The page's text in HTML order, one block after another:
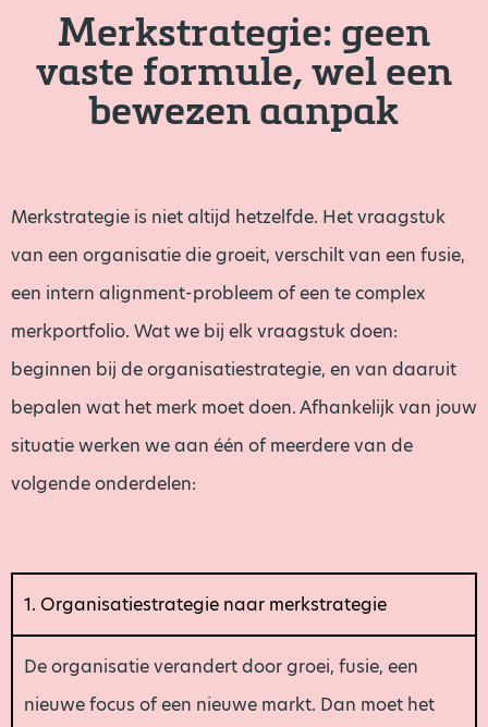
Merkstrategie: geen
vaste formule, wel een
bewezen aanpak
Merkstrategie is niet altijd hetzelfde. Het vraagstuk
van een organisatie die groeit, verschilt van een fusie,
een intern alignment-probleem of een te complex
merkportfolio. Wat we bij elk vraagstuk doen:
beginnen bij de organisatiestrategie, en van daaruit
bepalen wat het merk moet doen. Afhankelijk van jouw
situatie werken we aan één of meerdere van de
volgende onderdelen:
1. Organisatiestrategie naar merkstrategie
De organisatie verandert door groei, fusie, een
nieuwe focus of een nieuwe markt. Dan moet het